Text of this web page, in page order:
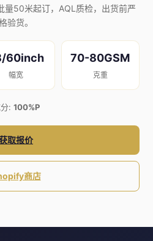
量50米起订，AQL质检，出货前严
验货。
60inch
幅宽
70-80GSM
克重
: 100%P
取报价
商店